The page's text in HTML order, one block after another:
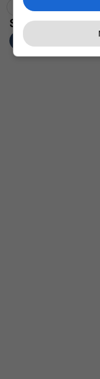
Fletët E Lakrës